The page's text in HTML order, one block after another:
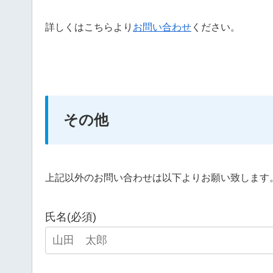
詳しくはこちらより お問い合わせ ください。
その他
上記以外のお問い合わせは以下よりお願い致します
氏名(必須)